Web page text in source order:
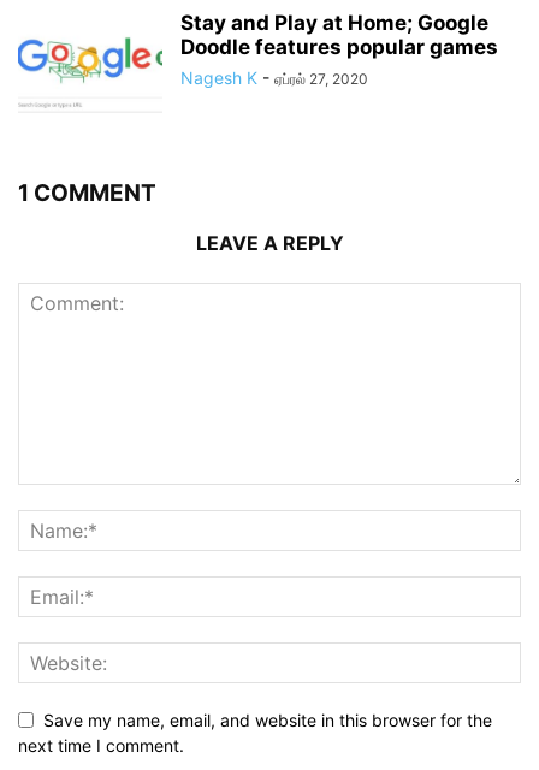
Stay and Play at Home; Google
Doodle features popular games
Nagesh K - ஏப்ரல் 27, 2020
1 COMMENT
LEAVE A REPLY
Save my name, email, and website in this browser for the
next time I comment.